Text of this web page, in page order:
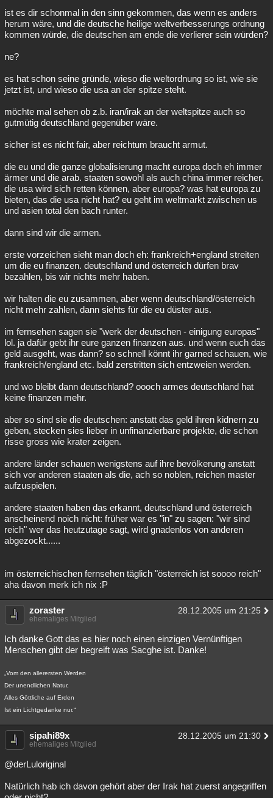
ist es dir schonmal in den sinn gekommen, das wenn es anders
herum wäre, und die deutsche heilige weltverbesserungs ordnung
kommen würde, die deutschen am ende die verlierer sein würden?
ne?
es hat schon seine gründe, wieso die weltordnung so ist, wie sie
jetzt ist, und wieso die usa an der spitze steht.
möchte mal sehen ob z.b. iran/irak an der weltspitze auch so
gutmütig deutschland gegenüber wäre.
sicher ist es nicht fair, aber reichtum braucht armut.
die eu und die ganze globalisierung macht europa doch eh immer
ärmer und die arab. staaten sowohl als auch china immer reicher.
die usa wird sich retten können, aber europa? was hat europa zu
bieten, das die usa nicht hat? eu geht im weltmarkt zwischen us
und asien total den bach runter.
dann sind wir die armen.
erste vorzeichen sieht man doch eh: frankreich+england streiten
um die eu finanzen. deutschland und österreich dürfen brav
bezahlen, bis wir nichts mehr haben.
wir halten die eu zusammen, aber wenn deutschland/österreich
nicht mehr zahlen, dann siehts für die eu düster aus.
im fernsehen sagen sie "werk der deutschen - einigung europas"
lol. ja dafür gebt ihr eure ganzen finanzen aus. und wenn euch das
geld ausgeht, was dann? so schnell könnt ihr garned schauen, wie
frankreich/england etc. bald zerstritten sich entzweien werden.
und wo bleibt dann deutschland? oooch armes deutschland hat
keine finanzen mehr.
aber so sind sie die deutschen: anstatt das geld ihren kidnern zu
geben, stecken sies lieber in unfinanzierbare projekte, die schon
risse gross wie krater zeigen.
andere länder schauen wenigstens auf ihre bevölkerung anstatt
sich vor anderen staaten als die, ach so noblen, reichen master
aufzuspielen.
andere staaten haben das erkannt, deutschland und österreich
anscheinend noich nicht: früher war es "in" zu sagen: "wir sind
reich" wer das heutzutage sagt, wird gnadenlos von anderen
abgezockt......
im österreichischen fernsehen täglich "österreich ist soooo reich"
aha davon merk ich nix :P
zoraster 28.12.2005 um 21:25
ehemaliges Mitglied
Ich danke Gott das es hier noch einen einzigen Vernünftigen
Menschen gibt der begreift was Sacghe ist. Danke!
„Vom den allerersten Werden
Der unendlichen Natur,
Alles Göttliche auf Erden
Ist ein Lichtgedanke nur.“
sipahi89x 28.12.2005 um 21:30
ehemaliges Mitglied
@derLuloriginal
Natürlich hab ich davon gehört aber der Irak hat zuerst angegriffen